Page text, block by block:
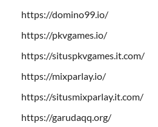
https://domino99.io/
https://pkvgames.io/
https://situspkvgames.it.com/
https://mixparlay.io/
https://situsmixparlay.it.com/
https://garudaqq.org/